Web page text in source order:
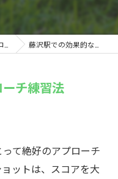
ム 藤沢駅での効果的なアプローチ練習法
チ練習法
て絶好のアプローチ
ットは、スコアを大